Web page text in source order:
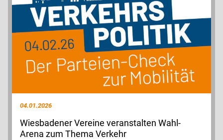
04.01.2026
Wiesbadener Vereine veranstalten Wahl-
Arena zum Thema Verkehr